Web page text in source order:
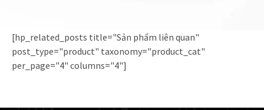
[hp_related_posts title="Sản phẩm liên quan"
post_type="product" taxonomy="product_cat"
per_page="4" columns="4"]